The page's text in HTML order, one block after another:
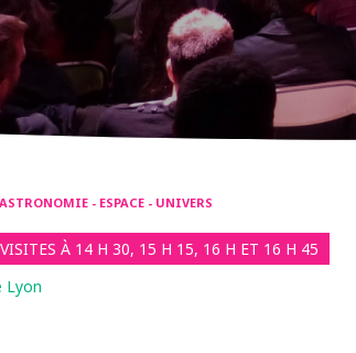
- ESPACE - UNIVERS
VISITES À 14 H 30, 15 H 15, 16 H ET 16 H 45
Lyon